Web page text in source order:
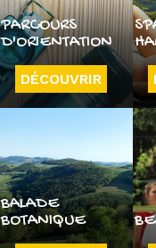
PARCOURS
D'ORIENTATION
DÉCOUVRIR
BALADE
BOTANIQUE